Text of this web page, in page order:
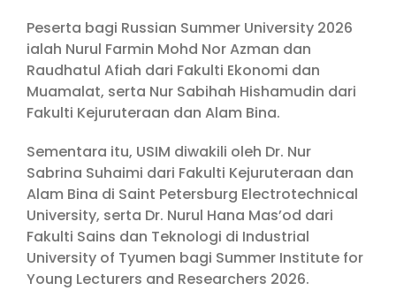
Peserta bagi Russian Summer University 2026
ialah Nurul Farmin Mohd Nor Azman dan
Raudhatul Afiah dari Fakulti Ekonomi dan
Muamalat, serta Nur Sabihah Hishamudin dari
Fakulti Kejuruteraan dan Alam Bina.
Sementara itu, USIM diwakili oleh Dr. Nur
Sabrina Suhaimi dari Fakulti Kejuruteraan dan
Alam Bina di Saint Petersburg Electrotechnical
University, serta Dr. Nurul Hana Mas’od dari
Fakulti Sains dan Teknologi di Industrial
University of Tyumen bagi Summer Institute for
Young Lecturers and Researchers 2026.